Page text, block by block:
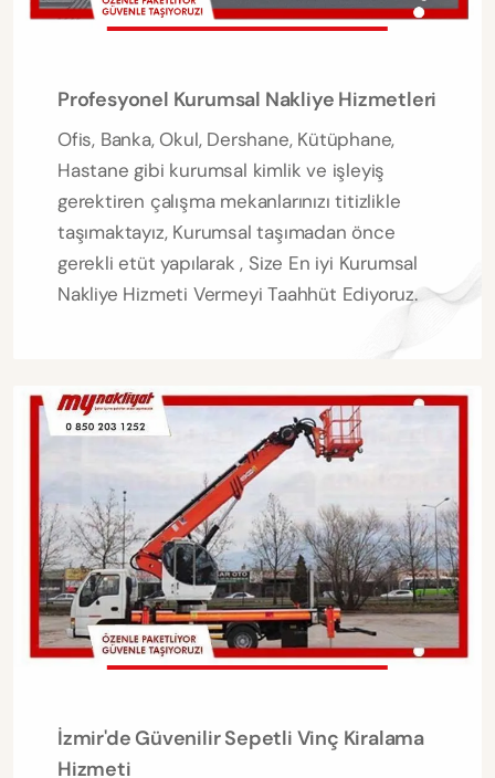
Profesyonel Kurumsal Nakliye Hizmetleri
Ofis, Banka, Okul, Dershane, Kütüphane,
Hastane gibi kurumsal kimlik ve işleyiş
gerektiren çalışma mekanlarınızı titizlikle
taşımaktayız, Kurumsal taşımadan önce
gerekli etüt yapılarak , Size En iyi Kurumsal
Nakliye Hizmeti Vermeyi Taahhüt Ediyoruz.
İzmir'de Güvenilir Sepetli Vinç Kiralama
Hizmeti